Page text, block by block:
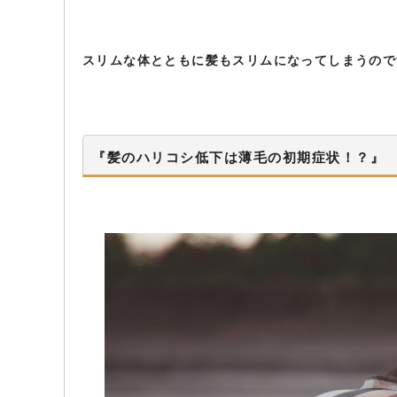
スリムな体とともに髪もスリムになってしまうの
『髪のハリコシ低下は薄毛の初期症状！？』